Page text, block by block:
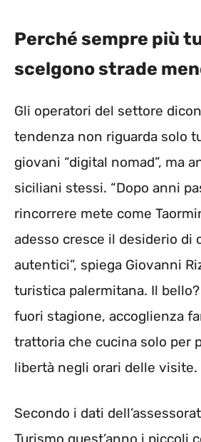
Perché sempre più
scelgono strade
Gli operatori del settore
tendenza non riguarda solo
giovani “digital nomad”, ma
siciliani stessi. “Dopo anni
rincorrere mete come
adesso cresce il desiderio di
autentici”, spiega Giovanni
turistica palermitana. Il
fuori stagione, accoglienza
trattoria che cucina solo per
libertà negli orari delle visite.
Secondo i dati